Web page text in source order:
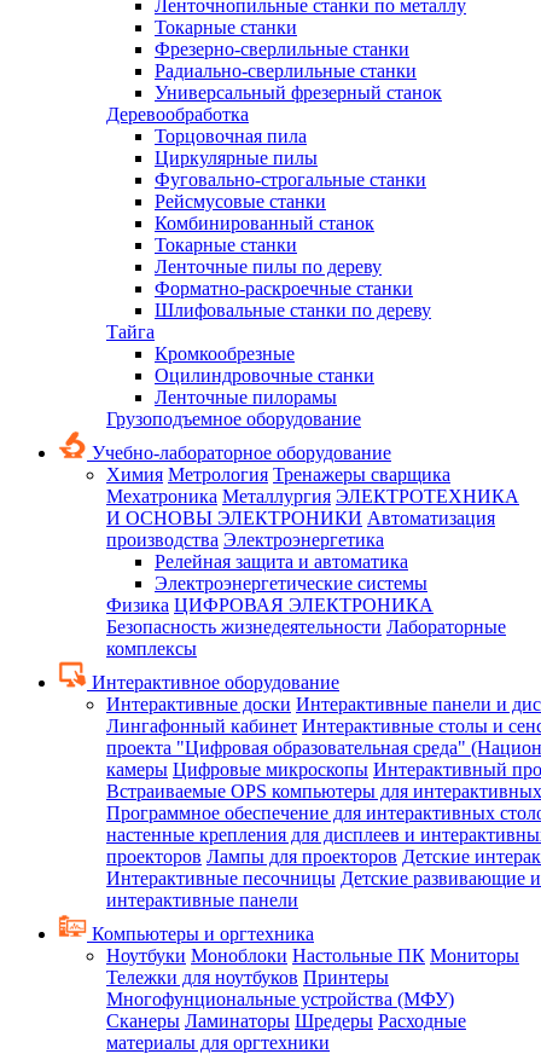
Ленточнопильные станки по металлу
Токарные станки
Фрезерно-сверлильные станки
Радиально-сверлильные станки
Универсальный фрезерный станок
Деревообработка
Торцовочная пила
Циркулярные пилы
Фуговально-строгальные станки
Рейсмусовые станки
Комбинированный станок
Токарные станки
Ленточные пилы по дереву
Форматно-раскроечные станки
Шлифовальные станки по дереву
Тайга
Кромкообрезные
Оцилиндровочные станки
Ленточные пилорамы
Грузоподъемное оборудование
Учебно-лабораторное оборудование
Химия Метрология Тренажеры сварщика
Мехатроника Металлургия ЭЛЕКТРОТЕХНИКА
И ОСНОВЫ ЭЛЕКТРОНИКИ Автоматизация
производства Электроэнергетика
Релейная защита и автоматика
Электроэнергетические системы
Физика ЦИФРОВАЯ ЭЛЕКТРОНИКА
Безопасность жизнедеятельности Лабораторные
комплексы
Интерактивное оборудование
Интерактивные доски Интерактивные панели и
Лингафонный кабинет Интерактивные столы и
проекта "Цифровая образовательная среда"
камеры Цифровые микроскопы Интерактивный
Встраиваемые OPS компьютеры для
Программное обеспечение для интерактивных
настенные крепления для дисплеев и
проекторов Лампы для проекторов Детские
Интерактивные песочницы Детские развивающие
интерактивные панели
Компьютеры и оргтехника
Ноутбуки Моноблоки Настольные ПК Мониторы
Тележки для ноутбуков Принтеры
Многофунциональные устройства (МФУ)
Сканеры Ламинаторы Шредеры Расходные
материалы для оргтехники